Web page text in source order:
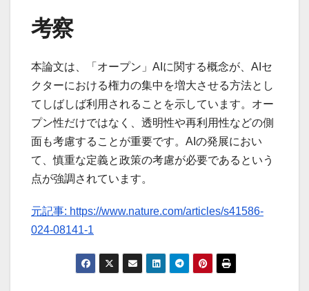
考察
本論文は、「オープン」AIに関する概念が、AIセ
クターにおける権力の集中を増大させる方法とし
てしばしば利用されることを示しています。オー
プン性だけではなく、透明性や再利用性などの側
面も考慮することが重要です。AIの発展におい
て、慎重な定義と政策の考慮が必要であるという
点が強調されています。
元記事: https://www.nature.com/articles/s41586-
024-08141-1